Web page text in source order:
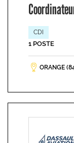
CDI
1 POSTE
ORANGE